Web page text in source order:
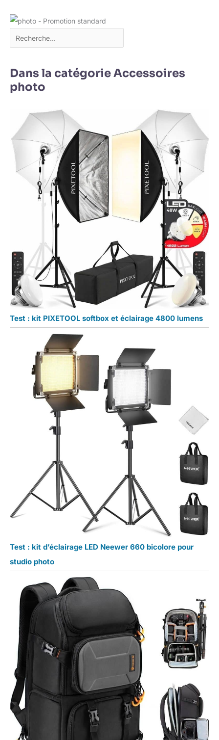
Dans la catégorie Accessoires
photo
Test : kit PIXETOOL softbox et éclairage 4800 lumens
Test : kit d’éclairage LED Neewer 660 bicolore pour
studio photo